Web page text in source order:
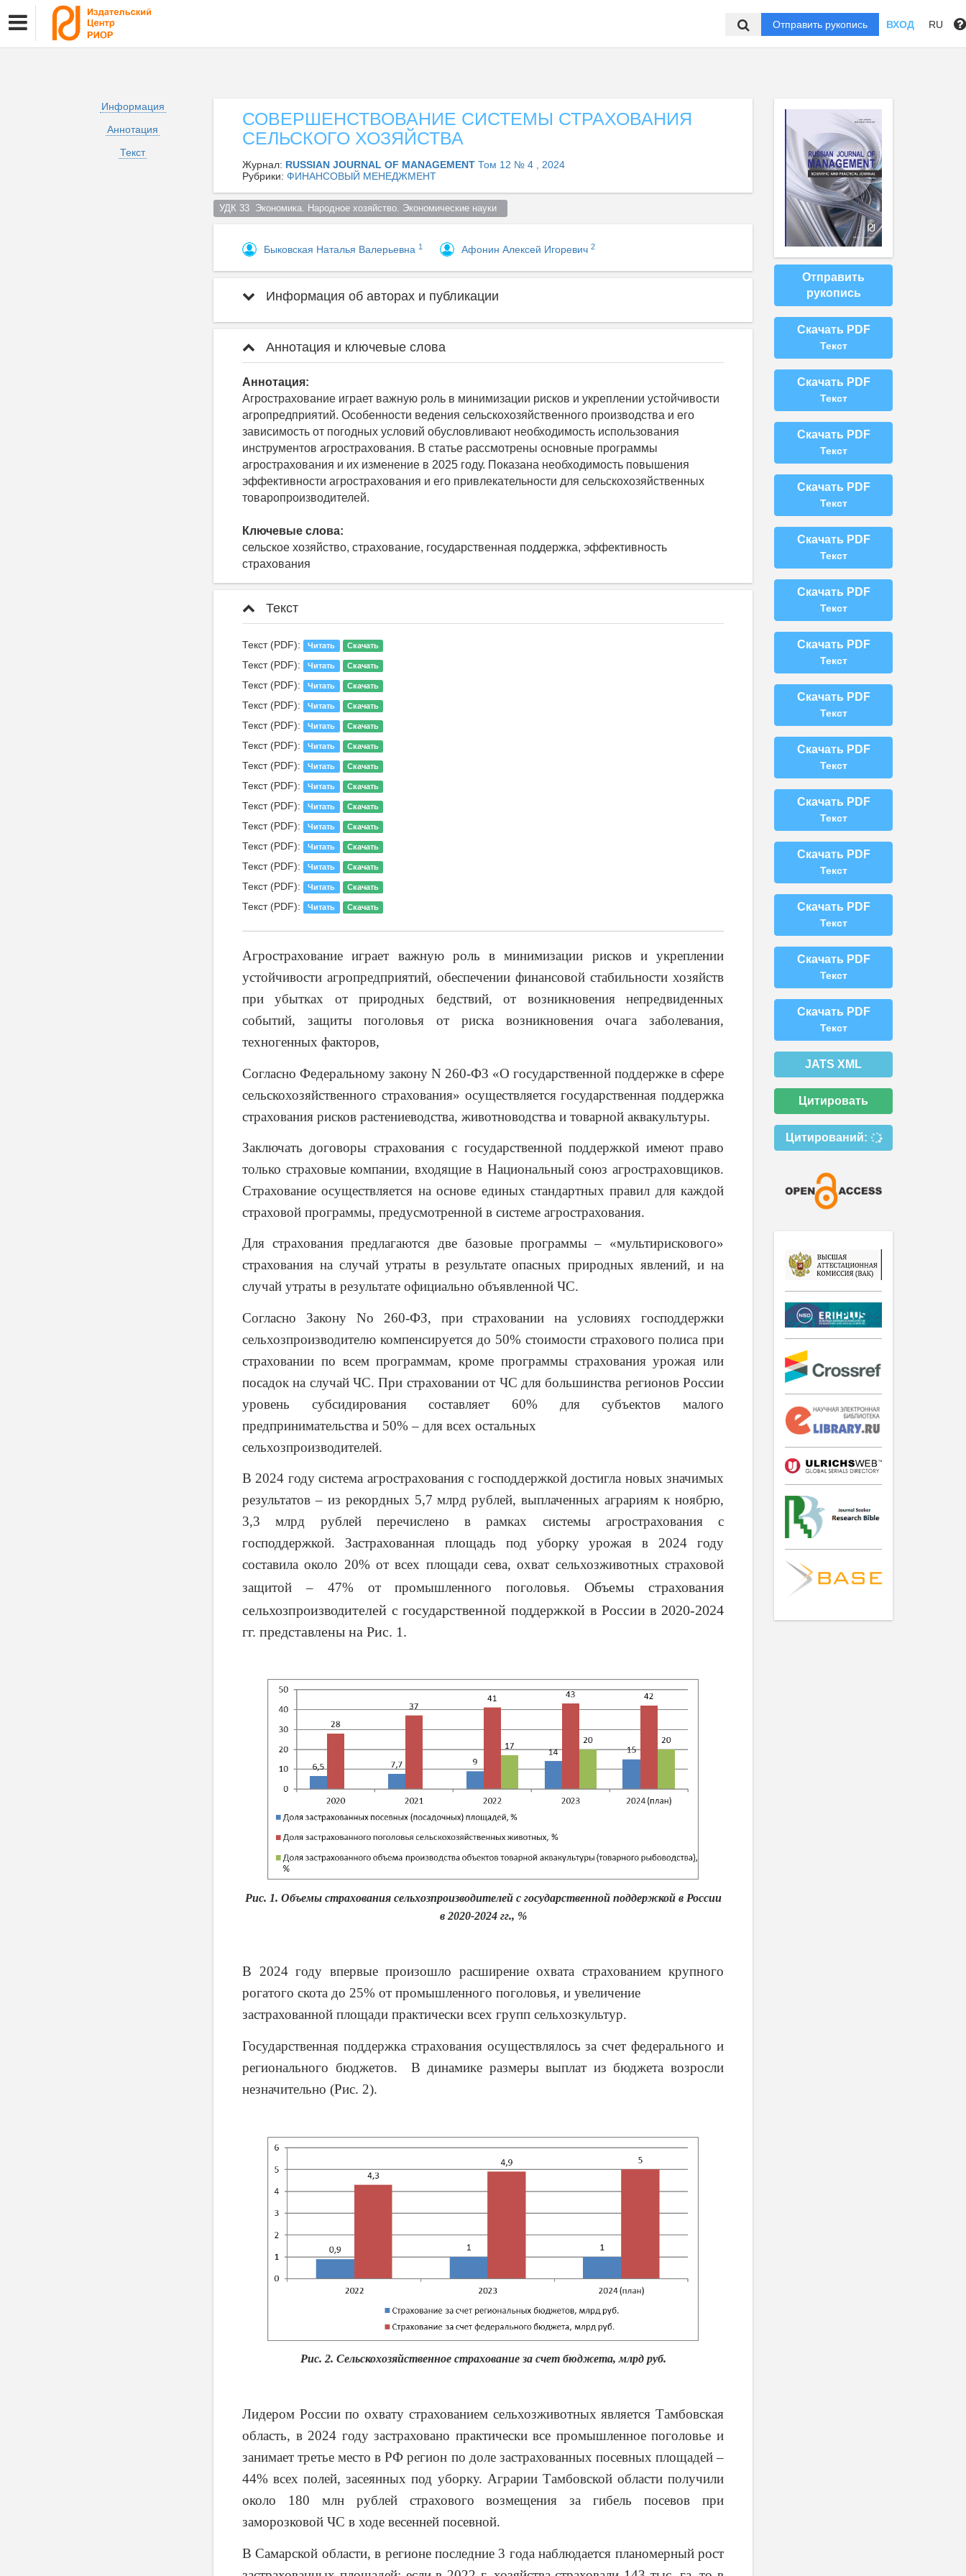
Отправить рукопись ВХОД RU
Информация
Аннотация
Текст
СОВЕРШЕНСТВОВАНИЕ СИСТЕМЫ СТРАХОВАНИЯ
СЕЛЬСКОГО ХОЗЯЙСТВА
Журнал: RUSSIAN JOURNAL OF MANAGEMENT Том 12 № 4 , 2024
Рубрики: ФИНАНСОВЫЙ МЕНЕДЖМЕНТ
УДК 33  Экономика. Народное хозяйство. Экономические науки
Быковская Наталья Валерьевна 1 Афонин Алексей Игоревич 2
Информация об авторах и публикации
Аннотация и ключевые слова
Аннотация:
Агрострахование играет важную роль в минимизации рисков и укреплении устойчивости
агропредприятий. Особенности ведения сельскохозяйственного производства и его
зависимость от погодных условий обусловливают необходимость использования
инструментов агрострахования. В статье рассмотрены основные программы
агрострахования и их изменение в 2025 году. Показана необходимость повышения
эффективности агрострахования и его привлекательности для сельскохозяйственных
товаропроизводителей.
Ключевые слова:
сельское хозяйство, страхование, государственная поддержка, эффективность
страхования
Текст
Текст (PDF): Читать Скачать
Текст (PDF): Читать Скачать
Текст (PDF): Читать Скачать
Текст (PDF): Читать Скачать
Текст (PDF): Читать Скачать
Текст (PDF): Читать Скачать
Текст (PDF): Читать Скачать
Текст (PDF): Читать Скачать
Текст (PDF): Читать Скачать
Текст (PDF): Читать Скачать
Текст (PDF): Читать Скачать
Текст (PDF): Читать Скачать
Текст (PDF): Читать Скачать
Текст (PDF): Читать Скачать
Агрострахование играет важную роль в минимизации рисков и укреплении
устойчивости агропредприятий, обеспечении финансовой стабильности хозяйств
при убытках от природных бедствий, от возникновения непредвиденных
событий, защиты поголовья от риска возникновения очага заболевания,
техногенных факторов,
Согласно Федеральному закону N 260-Ф3 «О государственной поддержке в сфере
сельскохозяйственного страхования» осуществляется государственная поддержка
страхования рисков растениеводства, животноводства и товарной аквакультуры.
Заключать договоры страхования с государственной поддержкой имеют право
только страховые компании, входящие в Национальный союз агростраховщиков.
Страхование осуществляется на основе единых стандартных правил для каждой
страховой программы, предусмотренной в системе агрострахования.
Для страхования предлагаются две базовые программы – «мультирискового»
страхования на случай утраты в результате опасных природных явлений, и на
случай утраты в результате официально объявленной ЧС.
Согласно Закону No 260-ФЗ, при страховании на условиях господдержки
сельхозпроизводителю компенсируется до 50% стоимости страхового полиса при
страховании по всем программам, кроме программы страхования урожая или
посадок на случай ЧС. При страховании от ЧС для большинства регионов России
уровень субсидирования составляет 60% для субъектов малого
предпринимательства и 50% – для всех остальных
сельхозпроизводителей.
В 2024 году система агрострахования с господдержкой достигла новых значимых
результатов – из рекордных 5,7 млрд рублей, выплаченных аграриям к ноябрю,
3,3 млрд рублей перечислено в рамках системы агрострахования с
господдержкой. Застрахованная площадь под уборку урожая в 2024 году
составила около 20% от всех площади сева, охват сельхозживотных страховой
защитой – 47% от промышленного поголовья.Объемы страхования
сельхозпроизводителей с государственной поддержкой в России в 2020-2024
гг. представлены на Рис. 1.
Рис. 1. Объемы страхования сельхозпроизводителей с государственной поддержкой в России
в 2020-2024 гг., %
В 2024 году впервые произошло расширение охвата страхованием крупного
рогатого скота до 25% от промышленного поголовья, и увеличение
застрахованной площади практически всех групп сельхозкультур.
Государственная поддержка страхования осуществлялось за счет федерального и
регионального бюджетов. В динамике размеры выплат из бюджета возросли
незначительно (Рис. 2).
Рис. 2. Сельскохозяйственное страхование за счет бюджета, млрд руб.
Лидером России по охвату страхованием сельхозживотных является Тамбовская
область, в 2024 году застраховано практически все промышленное поголовье и
занимает третье место в РФ регион по доле застрахованных посевных площадей –
44% всех полей, засеянных под уборку. Аграрии Тамбовской области получили
около 180 млн рублей страхового возмещения за гибель посевов при
заморозковой ЧС в ходе весенней посевной.
В Самарской области, в регионе последние 3 года наблюдается планомерный рост
Отправить
рукопись
Скачать PDF
Текст
Скачать PDF
Текст
Скачать PDF
Текст
Скачать PDF
Текст
Скачать PDF
Текст
Скачать PDF
Текст
Скачать PDF
Текст
Скачать PDF
Текст
Скачать PDF
Текст
Скачать PDF
Текст
Скачать PDF
Текст
Скачать PDF
Текст
Скачать PDF
Текст
Скачать PDF
Текст
JATS XML
Цитировать
Цитирований: